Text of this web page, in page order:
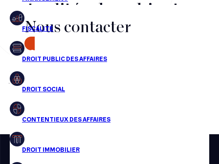
Financement
Fiscalité
Droit public des affaires
Droit social
Droit immobilier
Restructuring
actualités du cabinet,
nos récompenses et nos
transactions, jour après
jour
Aucun résultats pour cette recherche
Nous contacter